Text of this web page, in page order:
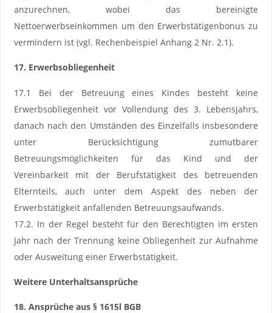
anzurechnen, wobei das bereinigte
Nettoerwerbseinkommen um den Erwerbstätigenbonus zu
vermindern ist (vgl. Rechenbeispiel Anhang 2 Nr. 2.1).
17. Erwerbsobliegenheit
17.1 Bei der Betreuung eines Kindes besteht keine
Erwerbsobliegenheit vor Vollendung des 3. Lebensjahrs,
danach nach den Umständen des Einzelfalls insbesondere
unter Berücksichtigung zumutbarer
Betreuungsmöglichkeiten für das Kind und der
Vereinbarkeit mit der Berufstätigkeit des betreuenden
Elternteils, auch unter dem Aspekt des neben der
Erwerbstätigkeit anfallenden Betreuungsaufwands.
17.2. In der Regel besteht für den Berechtigten im ersten
Jahr nach der Trennung keine Obliegenheit zur Aufnahme
oder Ausweitung einer Erwerbstätigkeit.
Weitere Unterhaltsansprüche
18. Ansprüche aus § 1615l BGB